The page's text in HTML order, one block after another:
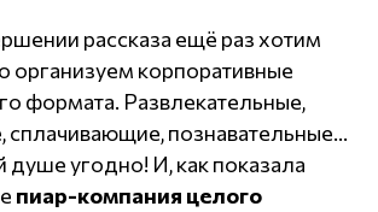
рассказа ещё раз хотим
организуем корпоративные
формата. Развлекательные,
познавательные…
душе угодно! И, как показала
пиар-компания целого